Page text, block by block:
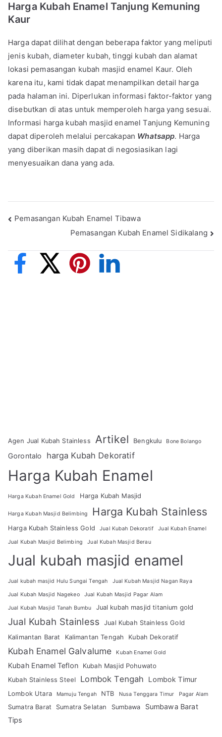
Harga Kubah Enamel Tanjung Kemuning
Kaur
Harga dapat dilihat dengan beberapa faktor yang meliputi
jenis kubah, diameter kubah, tinggi kubah dan alamat
lokasi pemasangan kubah masjid enamel Kaur. Oleh
karena itu, kami tidak dapat menampilkan detail harga
pada halaman ini. Diperlukan informasi faktor-faktor yang
disebutkan di atas untuk memperoleh harga yang sesuai.
Informasi harga kubah masjid enamel Tanjung Kemuning
dapat diperoleh melalui percakapan Whatsapp. Harga
yang diberikan masih dapat di negosiasikan lagi
menyesuaikan dana yang ada.
Post
navigation
Pemasangan Kubah Enamel Tibawa
Pemasangan Kubah Enamel Sidikalang
Agen Jual Kubah Stainless Artikel Bengkulu Bone Bolango
Gorontalo harga Kubah Dekoratif
Harga Kubah Enamel
Harga Kubah Enamel Gold Harga Kubah Masjid
Harga Kubah Masjid Belimbing Harga Kubah Stainless
Harga Kubah Stainless Gold Jual Kubah Dekoratif Jual Kubah Enamel
Jual Kubah Masjid Belimbing Jual Kubah Masjid Berau
Jual kubah masjid enamel
Jual kubah masjid Hulu Sungai Tengah Jual Kubah Masjid Nagan Raya
Jual Kubah Masjid Nagekeo Jual Kubah Masjid Pagar Alam
Jual Kubah Masjid Tanah Bumbu Jual kubah masjid titanium gold
Jual Kubah Stainless
Jual Kubah Stainless Gold
Kalimantan Barat
Kalimantan Tengah Kubah Dekoratif
Kubah Enamel Galvalume Kubah Enamel Gold
Kubah Enamel Teflon
Kubah Masjid Pohuwato
Kubah Stainless Steel
Lombok Tengah Lombok Timur
Lombok Utara Mamuju Tengah NTB Nusa Tenggara Timur Pagar Alam
Sumatra Barat Sumatra Selatan Sumbawa
Sumbawa Barat
Tips